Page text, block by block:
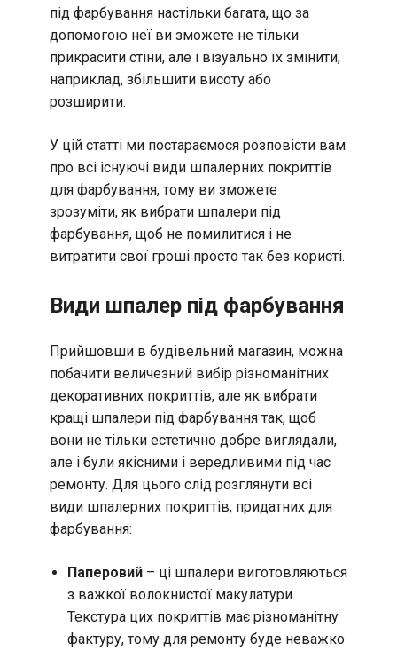
під фарбування настільки багата, що за
допомогою неї ви зможете не тільки
прикрасити стіни, але і візуально їх змінити,
наприклад, збільшити висоту або
розширити.
У цій статті ми постараємося розповісти вам
про всі існуючі види шпалерних покриттів
для фарбування, тому ви зможете
зрозуміти, як вибрати шпалери під
фарбування, щоб не помилитися і не
витратити свої гроші просто так без користі.
Види шпалер під фарбування
Прийшовши в будівельний магазин, можна
побачити величезний вибір різноманітних
декоративних покриттів, але як вибрати
кращі шпалери під фарбування так, щоб
вони не тільки естетично добре виглядали,
але і були якісними і вередливими під час
ремонту. Для цього слід розглянути всі
види шпалерних покриттів, придатних для
фарбування:
Паперовий – ці шпалери виготовляються
з важкої волокнистої макулатури.
Текстура цих покриттів має різноманітну
фактуру, тому для ремонту буде неважко